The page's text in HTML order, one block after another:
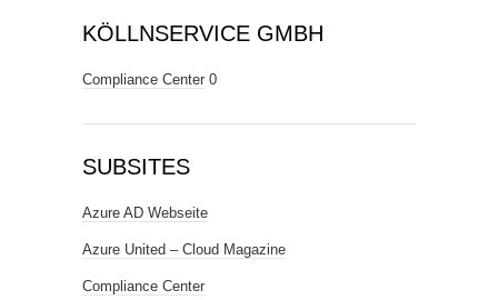
KÖLLNSERVICE GMBH
Compliance Center 0
SUBSITES
Azure AD Webseite
Azure United – Cloud Magazine
Compliance Center